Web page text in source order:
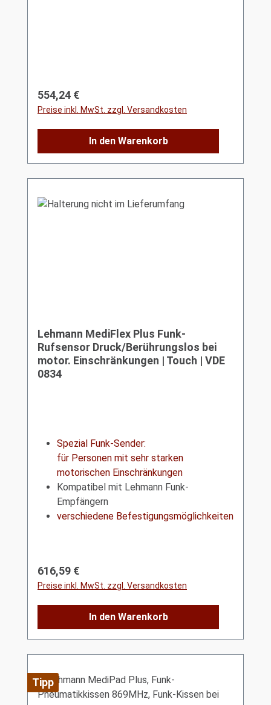
Regulärer Preis:
554,24 €
Preise inkl. MwSt. zzgl. Versandkosten
In den Warenkorb
Lehmann MediFlex Plus Funk-
Rufsensor Druck/Berührungslos bei
motor. Einschränkungen | Touch | VDE
0834
Spezial Funk-Sender:
für Personen mit sehr starken
motorischen Einschränkungen
Kompatibel mit Lehmann Funk-
Empfängern
verschiedene Befestigungsmöglichkeiten
Regulärer Preis:
616,59 €
Preise inkl. MwSt. zzgl. Versandkosten
In den Warenkorb
Tipp